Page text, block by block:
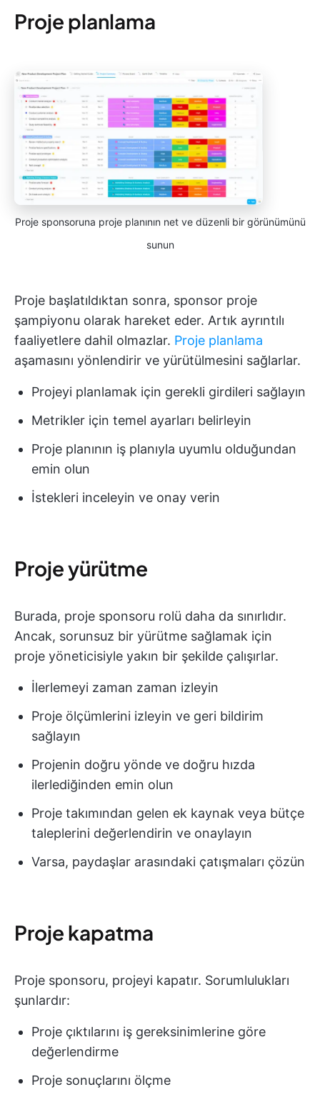
Proje planlama
Proje sponsoruna proje planının net ve düzenli bir görünümünü
sunun
Proje başlatıldıktan sonra, sponsor proje
şampiyonu olarak hareket eder. Artık ayrıntılı
faaliyetlere dahil olmazlar. Proje planlama
aşamasını yönlendirir ve yürütülmesini sağlarlar.
Projeyi planlamak için gerekli girdileri sağlayın
Metrikler için temel ayarları belirleyin
Proje planının iş planıyla uyumlu olduğundan
emin olun
İstekleri inceleyin ve onay verin
Proje yürütme
Burada, proje sponsoru rolü daha da sınırlıdır.
Ancak, sorunsuz bir yürütme sağlamak için
proje yöneticisiyle yakın bir şekilde çalışırlar.
İlerlemeyi zaman zaman izleyin
Proje ölçümlerini izleyin ve geri bildirim
sağlayın
Projenin doğru yönde ve doğru hızda
ilerlediğinden emin olun
Proje takımından gelen ek kaynak veya bütçe
taleplerini değerlendirin ve onaylayın
Varsa, paydaşlar arasındaki çatışmaları çözün
Proje kapatma
Proje sponsoru, projeyi kapatır. Sorumlulukları
şunlardır:
Proje çıktılarını iş gereksinimlerine göre
değerlendirme
Proje sonuçlarını ölçme